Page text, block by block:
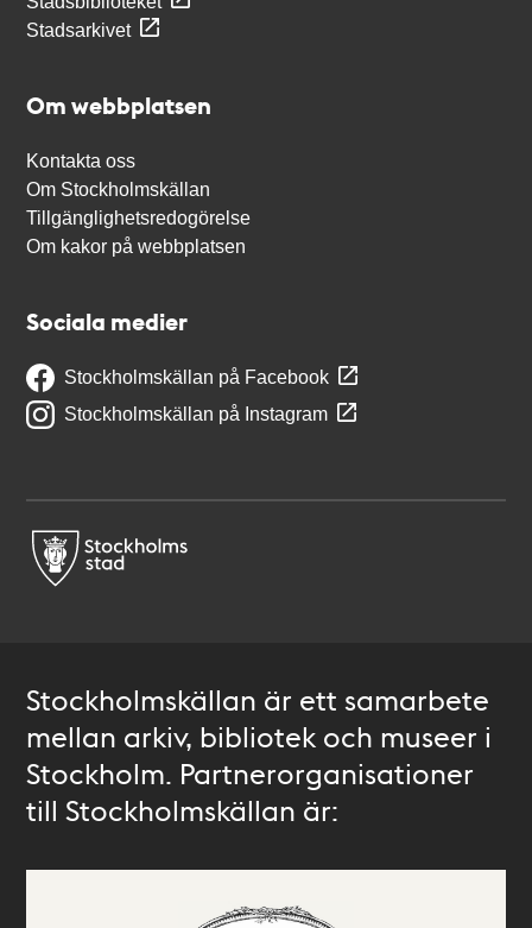
Stadsarkivet
Om webbplatsen
Kontakta oss
Om Stockholmskällan
Tillgänglighetsredogörelse
Om kakor på webbplatsen
Sociala medier
Stockholmskällan på Facebook
Stockholmskällan på Instagram
Stockholmskällan är ett samarbete
mellan arkiv, bibliotek och museer i
Stockholm. Partnerorganisationer
till Stockholmskällan är: